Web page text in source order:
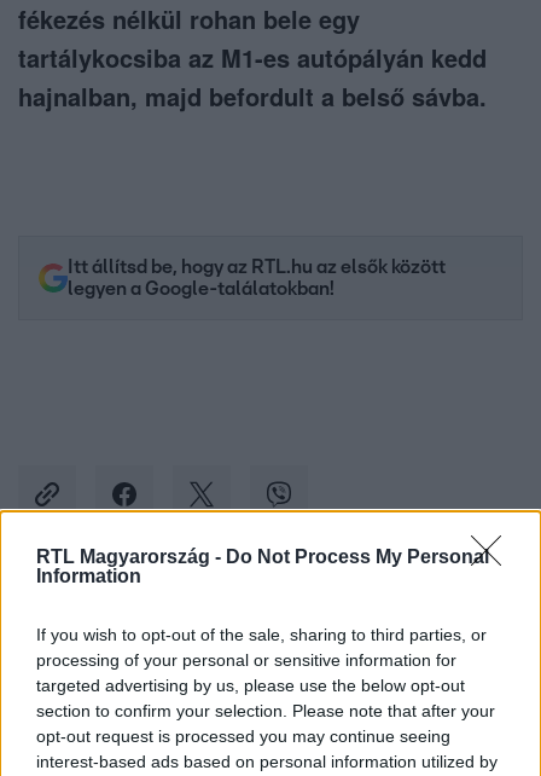
RTL Magyarország - Do Not Process My Personal
Information
If you wish to opt-out of the sale, sharing to third parties, or
processing of your personal or sensitive information for
targeted advertising by us, please use the below opt-out
section to confirm your selection. Please note that after your
opt-out request is processed you may continue seeing
interest-based ads based on personal information utilized by
fékezés nélkül rohan bele egy
tartálykocsiba az M1-es autópályán kedd
hajnalban, majd befordult a belső sávba.
Itt állítsd be, hogy az RTL.hu az elsők között
legyen a Google-találatokban!
Facebookon is!
Követem